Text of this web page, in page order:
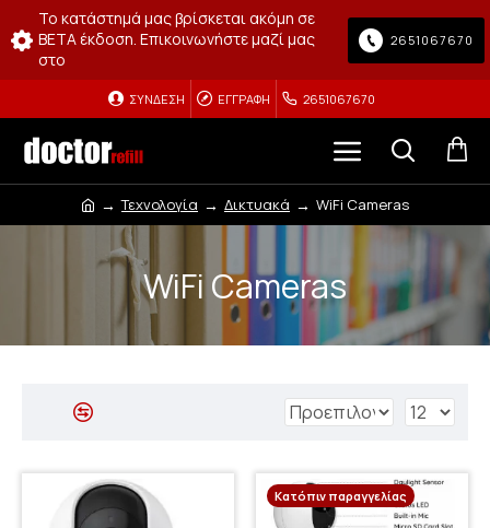
Το κατάστημά μας βρίσκεται ακόμη σε
BETA έκδοση. Επικοινωνήστε μαζί μας
στο
2651067670
ΣΎΝΔΕΣΗ ΕΓΓΡΑΦΉ 2651067670
Τεχνολογία Δικτυακά WiFi Cameras
WiFi Cameras
Κατόπιν παραγγελίας